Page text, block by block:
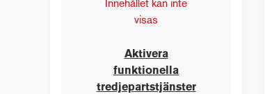
Innehållet kan inte
visas
Aktivera
funktionella
tredjepartstjänster